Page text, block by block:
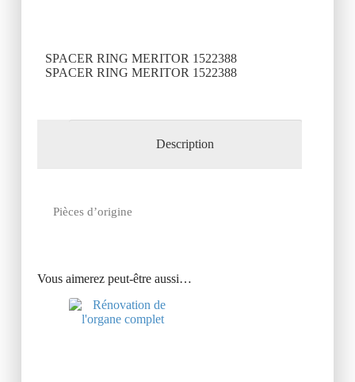
SPACER RING MERITOR 1522388
SPACER RING MERITOR 1522388
Description
Pièces d’origine
Vous aimerez peut-être aussi…